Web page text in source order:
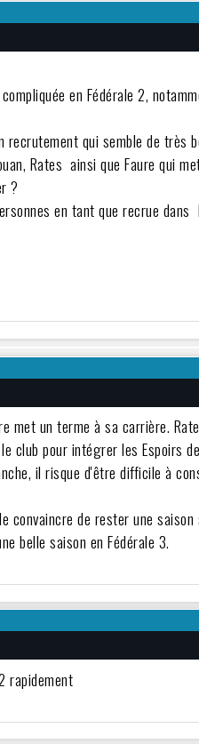
en Fédérale 2,
recrutement qui semble de très
Rates ainsi que Faure qui
?
en tant que recrue
met un terme à sa carrière.
club pour intégrer les Espoirs
il risque d'être difficile à
de rester une saison
belle saison en Fédérale 3.
rapidement